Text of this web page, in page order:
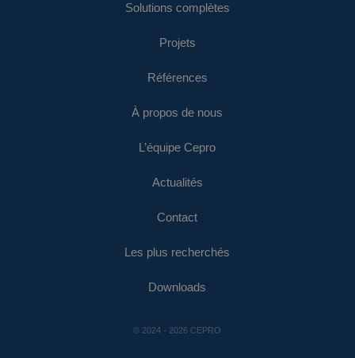
Solutions complètes
Projets
Références
À propos de nous
L’équipe Cepro
Actualités
Contact
Les plus recherchés
Downloads
© 2024 - 2026 CEPRO